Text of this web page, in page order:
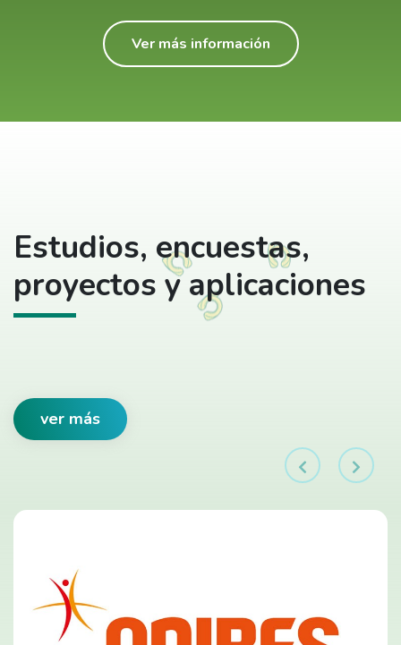
Ver más información
Estudios, encuestas,
proyectos y aplicaciones
ver más